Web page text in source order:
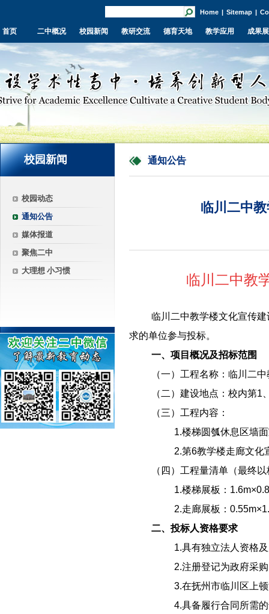
Home | Sitemap |
首页 二中概况 校园新闻 教研交流 德育天地 教学应用 成果
校园新闻
校园动态
通知公告
媒体报道
聚焦二中
大理想 小习惯
通知公告
临川二中
临川二中教
临川二中教学楼文化宣传
求的单位参与投标。
一、项目概况及招标范围
（一）工程名称：临川二
（二）建设地点：校内第1
（三）工程内容：
1.楼梯圆瓠休息区墙
2.第6教学楼走廊文化
（四）工程量清单（最终
1.楼梯展板： 1.6m×
2.走廊展板： 0.55m×
二、投标人资格要求
1.具有独立法人资格
2.注册登记为政府采
3.在抚州市临川区上
4.具备履行合同所需